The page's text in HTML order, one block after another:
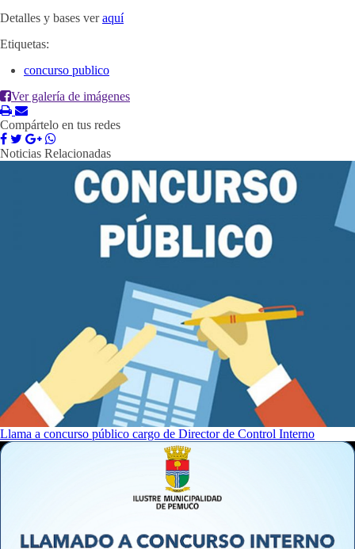
Detalles y bases veraquí
Etiquetas:
concurso publico
Ver galería de imágenes
Compártelo en tus redes
Noticias Relacionadas
Llama a concurso público cargo de Director de Control Interno